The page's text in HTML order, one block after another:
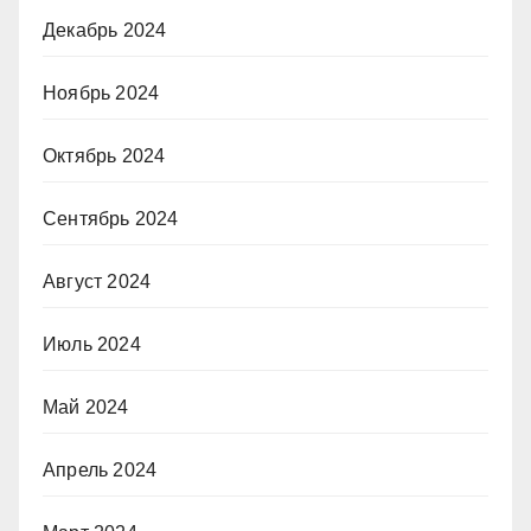
Декабрь 2024
Ноябрь 2024
Октябрь 2024
Сентябрь 2024
Август 2024
Июль 2024
Май 2024
Апрель 2024